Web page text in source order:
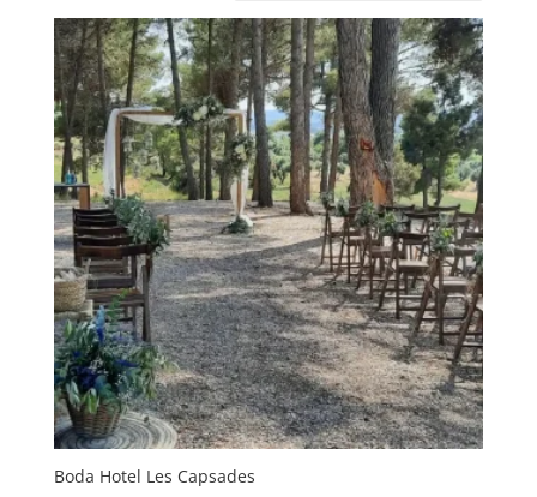
Boda Hotel Les Capsades